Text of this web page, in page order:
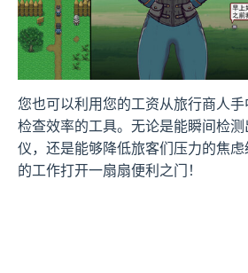
您也可以利用您的工资从旅行商人
检查效率的工具。无论是能瞬间检
仪，还是能够降低旅客们压力的焦
的工作打开一扇扇便利之门！